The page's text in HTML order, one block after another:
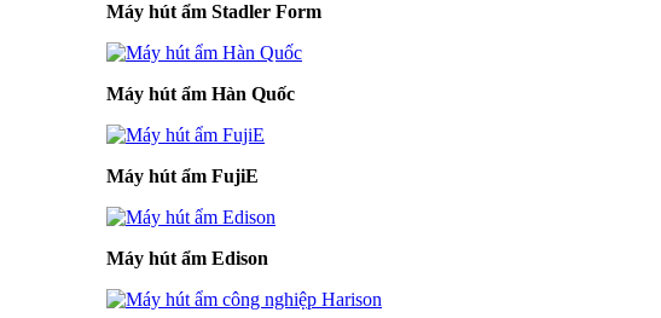
Máy hút ẩm Stadler Form
Máy hút ẩm Hàn Quốc
Máy hút ẩm FujiE
Máy hút ẩm Edison